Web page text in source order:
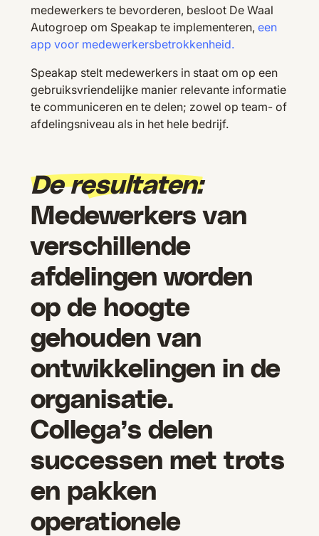
medewerkers te bevorderen, besloot De Waal
Autogroep om Speakap te implementeren, een
app voor medewerkersbetrokkenheid.
Speakap stelt medewerkers in staat om op een
gebruiksvriendelijke manier relevante informatie
te communiceren en te delen; zowel op team- of
afdelingsniveau als in het hele bedrijf.
De resultaten:
Medewerkers van
verschillende
afdelingen worden
op de hoogte
gehouden van
ontwikkelingen in de
organisatie.
Collega’s delen
successen met trots
en pakken
operationele